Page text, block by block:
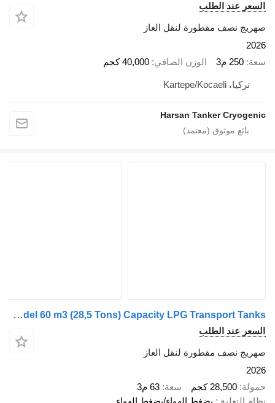
عند الطلب
نصف مقطورة لنقل الغاز
250 م3 الوزن الصافي 40,000 كجم
Harsan Tanker
Harsan 2026 Model 60 m3 (28,5 Tons) Capacity LPG Transport Tanks
عند الطلب
نصف مقطورة لنقل الغاز
28,500 كجم سعة
63 م3
بضغط الهواء/بضغط الهواء